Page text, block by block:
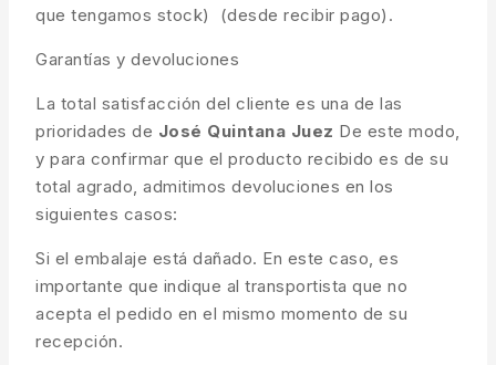
que tengamos stock) (desde recibir pago).
Garantías y devoluciones
La total satisfacción del cliente es una de las
prioridades de José Quintana Juez De este modo,
y para confirmar que el producto recibido es de su
total agrado, admitimos devoluciones en los
siguientes casos:
Si el embalaje está dañado. En este caso, es
importante que indique al transportista que no
acepta el pedido en el mismo momento de su
recepción.